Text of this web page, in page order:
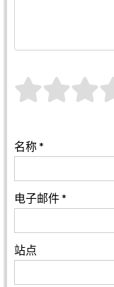
名称*
电子邮件*
站点